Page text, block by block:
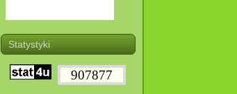
Statystyki
907877